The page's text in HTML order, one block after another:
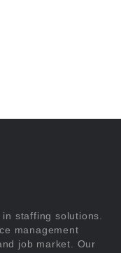
staffing solutions.
management
job market. Our